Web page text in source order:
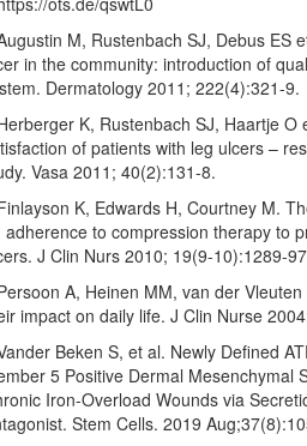
M, Rustenbach SJ, Debus ES
in the community: introduction of
Dermatology 2011; 222(4):321-9.
K, Rustenbach SJ, Haartje O
of patients with leg ulcers –
Vasa 2011; 40(2):131-8.
K, Edwards H, Courtney M.
adherence to compression therapy to
J Clin Nurs 2010; 19(9-10):1289-
A, Heinen MM, van der
impact on daily life. J Clin Nurse
Beken S, et al. Newly Defined
5 Positive Dermal Mesenchymal
Iron-Overload Wounds via
Stem Cells. 2019